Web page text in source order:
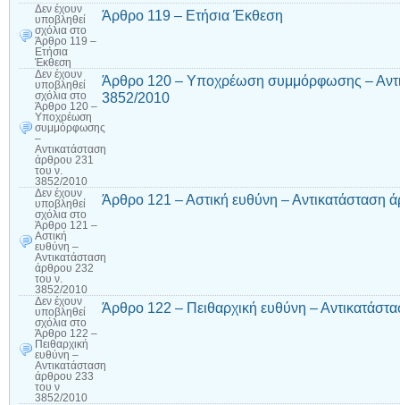
Δεν έχουν
υποβληθεί
σχόλια στο
Άρθρο 119 –
Ετήσια
Έκθεση
Άρθρο 119 – Ετήσια Έκθεση
Δεν έχουν
υποβληθεί
σχόλια στο
Άρθρο 120 –
Υποχρέωση
συμμόρφωσης
–
Αντικατάσταση
άρθρου 231
του ν.
3852/2010
Άρθρο 120 – Υποχρέωση συμμόρφωσης –
3852/2010
Δεν έχουν
υποβληθεί
σχόλια στο
Άρθρο 121 –
Αστική
ευθύνη –
Αντικατάσταση
άρθρου 232
του ν.
3852/2010
Άρθρο 121 – Αστική ευθύνη – Αντικατάσταση
Δεν έχουν
υποβληθεί
σχόλια στο
Άρθρο 122 –
Πειθαρχική
ευθύνη –
Αντικατάσταση
άρθρου 233
του ν
3852/2010
Άρθρο 122 – Πειθαρχική ευθύνη –